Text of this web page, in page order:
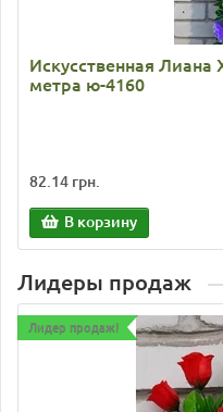
Искусственная Лиана
метра ю-4160
82.14 грн.
В корзину
Лидеры продаж
Лидер продаж!